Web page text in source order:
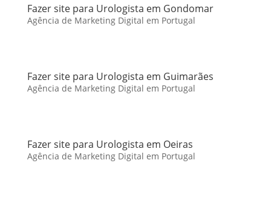
Fazer site para Urologista em Gondomar
Agência de Marketing Digital em Portugal
Fazer site para Urologista em Guimarães
Agência de Marketing Digital em Portugal
Fazer site para Urologista em Oeiras
Agência de Marketing Digital em Portugal